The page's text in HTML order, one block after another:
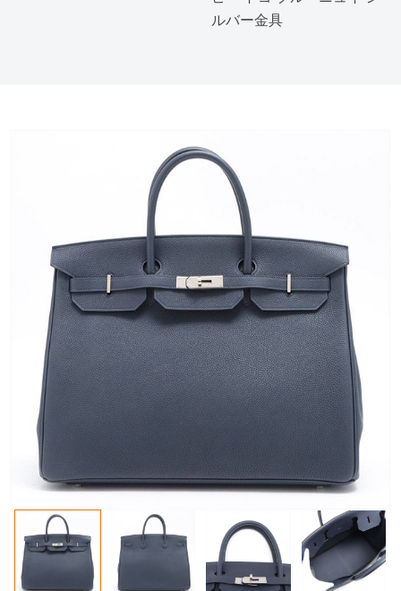
ルバー金具